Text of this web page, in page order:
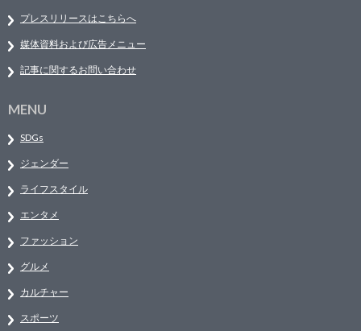
プレスリリースはこちらへ
媒体資料および広告メニュー
記事に関するお問い合わせ
MENU
SDGs
ジェンダー
ライフスタイル
エンタメ
ファッション
グルメ
カルチャー
スポーツ